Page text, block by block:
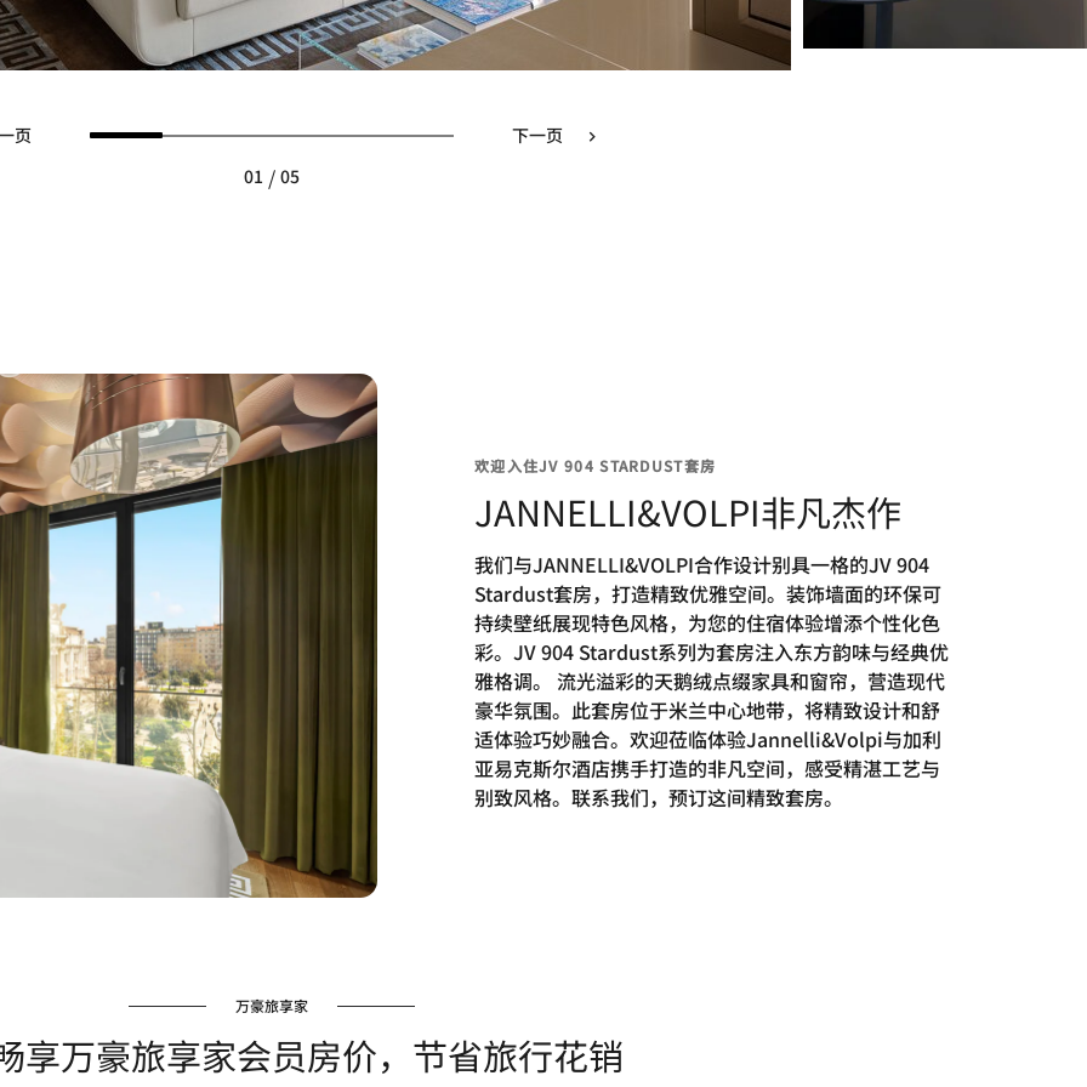
页
下一页
01 / 05
欢迎入住JV 904 STARDUST套房
JANNELLI&VOLPI非凡杰作
我们与JANNELLI&VOLPI合作设计别具一格的JV 904
Stardust套房，打造精致优雅空间。装饰墙面的环保可
持续壁纸展现特色风格，为您的住宿体验增添个性化色
彩。JV 904 Stardust系列为套房注入东方韵味与经典优
雅格调。 流光溢彩的天鹅绒点缀家具和窗帘，营造现代
豪华氛围。此套房位于米兰中心地带，将精致设计和舒
适体验巧妙融合。欢迎莅临体验Jannelli&Volpi与加利
亚易克斯尔酒店携手打造的非凡空间，感受精湛工艺与
别致风格。联系我们，预订这间精致套房。
万豪旅享家
享万豪旅享家会员房价，节省旅行花销